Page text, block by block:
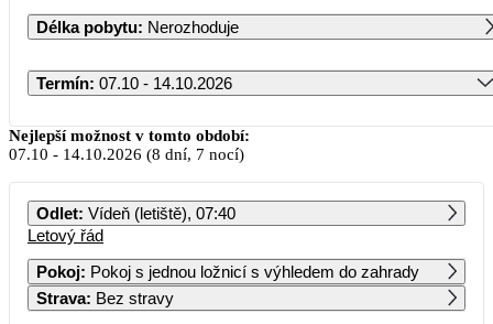
Délka pobytu: Nerozhoduje
Termín: 07.10 - 14.10.2026
Říjen 2026
PO ÚT ST ČT PÁ SO NE
36 079 56 359
5 6
Nejlepší možnost v tomto období:
07.10 - 14.10.2026 (8 dní, 7 nocí)
Odlet: Vídeň (letiště), 07:40
Letový řád
Pokoj:
Pokoj s jednou ložnicí s výhledem do zahrady
Strava: Bez stravy